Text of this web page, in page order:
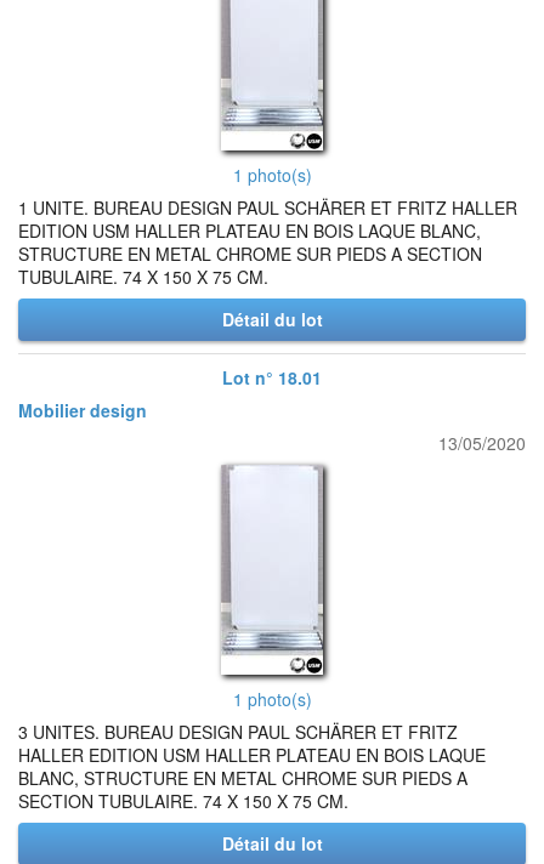
1 photo(s)
1 UNITE. BUREAU DESIGN PAUL SCHÄRER ET FRITZ HALLER
EDITION USM HALLER PLATEAU EN BOIS LAQUE BLANC,
STRUCTURE EN METAL CHROME SUR PIEDS A SECTION
TUBULAIRE. 74 X 150 X 75 CM.
Détail du lot
Lot n° 18.01
Mobilier design
13/05/2020
1 photo(s)
3 UNITES. BUREAU DESIGN PAUL SCHÄRER ET FRITZ
HALLER EDITION USM HALLER PLATEAU EN BOIS LAQUE
BLANC, STRUCTURE EN METAL CHROME SUR PIEDS A
SECTION TUBULAIRE. 74 X 150 X 75 CM.
Détail du lot